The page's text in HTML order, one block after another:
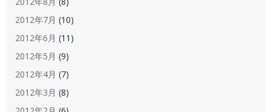
2012年7月 (10)
2012年6月 (11)
2012年5月 (9)
2012年4月 (7)
2012年3月 (8)